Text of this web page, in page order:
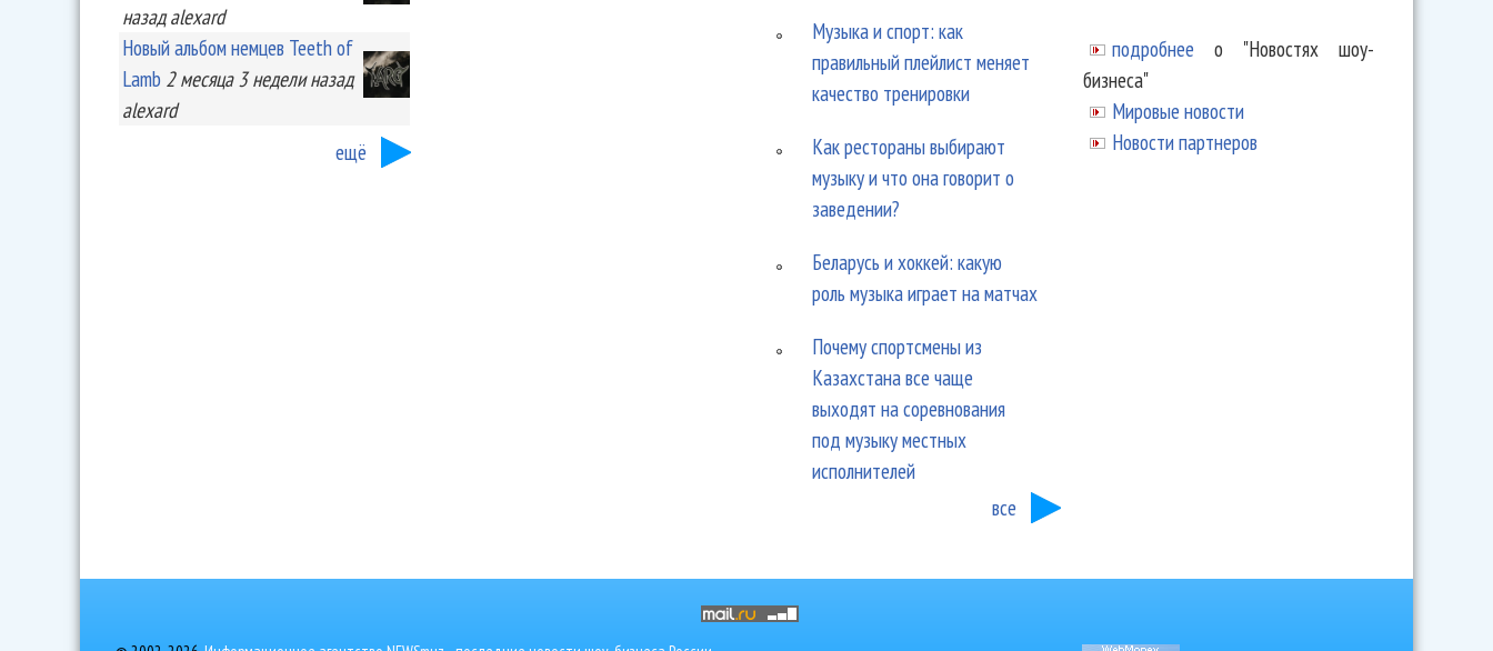
назад alexard
Новый альбом немцев Teeth of
Lamb 2 месяца 3 неделиназад
alexard
ещё
Музыка и спорт: как
правильный плейлист меняет
качество тренировки
Как рестораны выбирают
музыку и что она говорит о
заведении?
Беларусь и хоккей: какую
роль музыка играет на матчах
Почему спортсмены из
Казахстана все чаще
выходят на соревнования
под музыку местных
исполнителей
все
подробнее о "Новостях шоу-
бизнеса"
Мировые новости
Новости партнеров